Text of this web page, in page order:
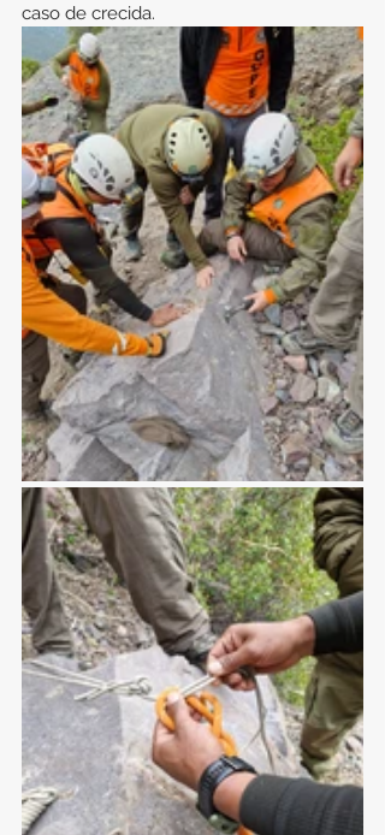
caso de crecida.